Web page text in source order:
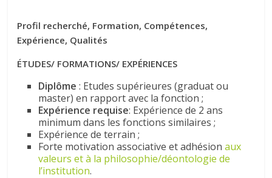
Profil recherché, Formation, Compétences,
Expérience, Qualités
ÉTUDES/ FORMATIONS/ EXPÉRIENCES
Diplôme: Etudes supérieures (graduat ou
master) en rapport avec la fonction ;
Expérience requise: Expérience de 2 ans
minimum dans les fonctions similaires ;
Expérience de terrain ;
Forte motivation associative et adhésionaux
valeurs et à la philosophie/déontologie de
l’institution.